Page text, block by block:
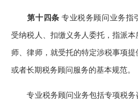
第十四条 专业税务顾问业务指
受纳税人、扣缴义务人委托，指派
师、律师，就受托的特定涉税事项
或者长期税务顾问服务的基本规范。
专业税务顾问业务包括专项税务